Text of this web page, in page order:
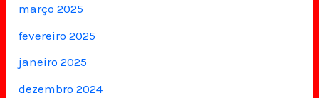
março 2025
fevereiro 2025
janeiro 2025
dezembro 2024